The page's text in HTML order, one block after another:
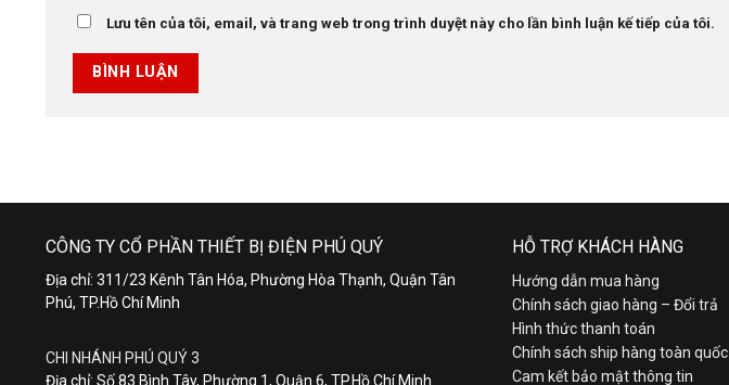
Lưu tên của tôi, email, và trang web trong trình duyệt này cho lần bình luận kế tiếp của tôi.
CÔNG TY CỔ PHẦN THIẾT BỊ ĐIỆN PHÚ QUÝ
Địa chỉ: 311/23 Kênh Tân Hóa, Phường Hòa Thạnh, Quận Tân
Phú, TP.Hồ Chí Minh
CHI NHÁNH PHÚ QUÝ 3
Địa chỉ: Số 83 Bình Tây, Phường 1, Quận 6, TP.Hồ Chí Minh
HỖ TRỢ KHÁCH HÀNG
Hướng dẫn mua hàng
Chính sách giao hàng – Đổi trả
Hình thức thanh toán
Chính sách ship hàng toàn quốc
Cam kết bảo mật thông tin